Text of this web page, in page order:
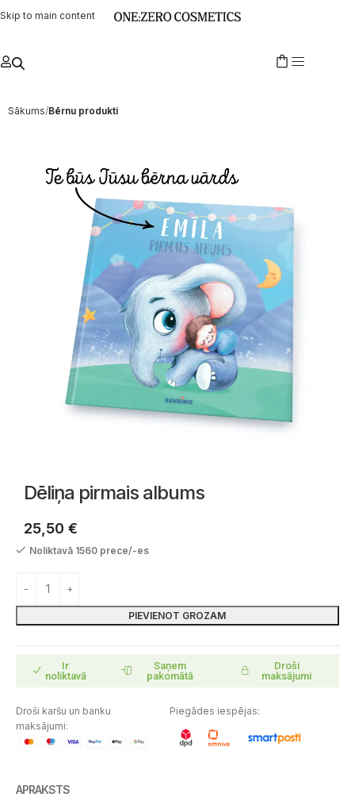
Skip to main content
Sākums Bērnu produkti
Dēliņa pirmais albums
25,50 €
Noliktavā 1560 prece/-es
PIEVIENOT GROZAM
Ir
noliktavā
Saņem
pakomātā
Droši
maksājumi
Droši karšu un banku
maksājumi:
Piegādes iespējas:
APRAKSTS